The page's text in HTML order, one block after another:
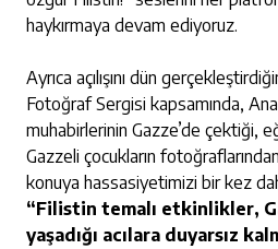
haykırmaya devam ediyoruz.
Ayrıca açılışını dün
Fotoğraf Sergisi kapsamında,
muhabirlerinin Gazze’de çektiği,
Gazzeli çocukların
konuya hassasiyetimizi bir kez
“Filistin temalı etkinlikler,
yaşadığı acılara duyarsız